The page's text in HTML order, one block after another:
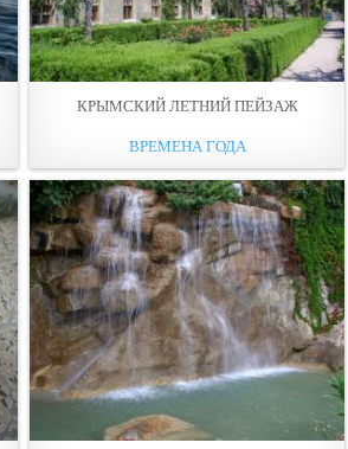
КРЫМСКИЙ ЛЕТНИЙ ПЕЙЗАЖ
ВРЕМЕНА ГОДА